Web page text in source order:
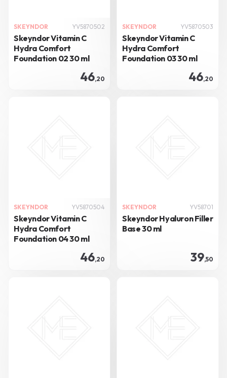
SKEYNDOR YV5870502
Skeyndor Vitamin C
Hydra Comfort
Foundation 02 30 ml
46,20
SKEYNDOR YV5870503
Skeyndor Vitamin C
Hydra Comfort
Foundation 03 30 ml
46,20
SKEYNDOR YV5870504
Skeyndor Vitamin C
Hydra Comfort
Foundation 04 30 ml
46,20
SKEYNDOR YV58701
Skeyndor Hyaluron Filler
Base 30 ml
39,50